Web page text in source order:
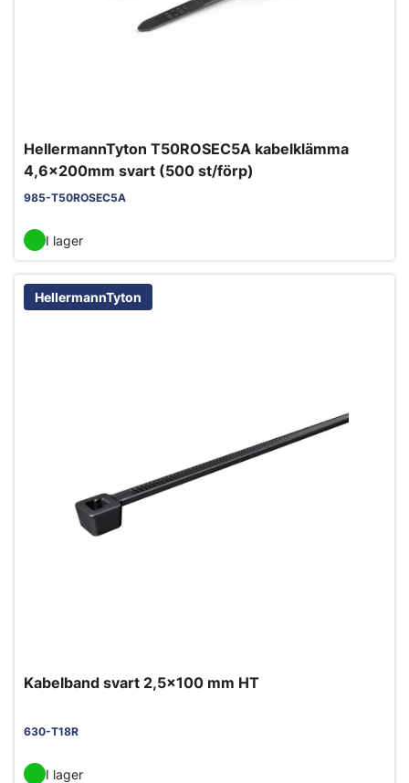
HellermannTyton T50ROSEC5A kabelklämma
4,6x200mm svart (500 st/förp)
985-T50ROSEC5A
I lager
HellermannTyton
Kabelband svart 2,5x100 mm HT
630-T18R
I lager